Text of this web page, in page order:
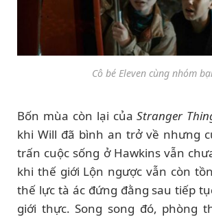
Cô bé Eleven cùng nhóm
Bốn mùa còn lại củaStranger
khi Will đã bình an trở về nhưng
trấn cuộc sống ở Hawkins vẫn
khi thế giới Lộn ngược vẫn còn
thế lực tà ác đứng đằng sau tiếp
giới thực. Song song đó, phòng